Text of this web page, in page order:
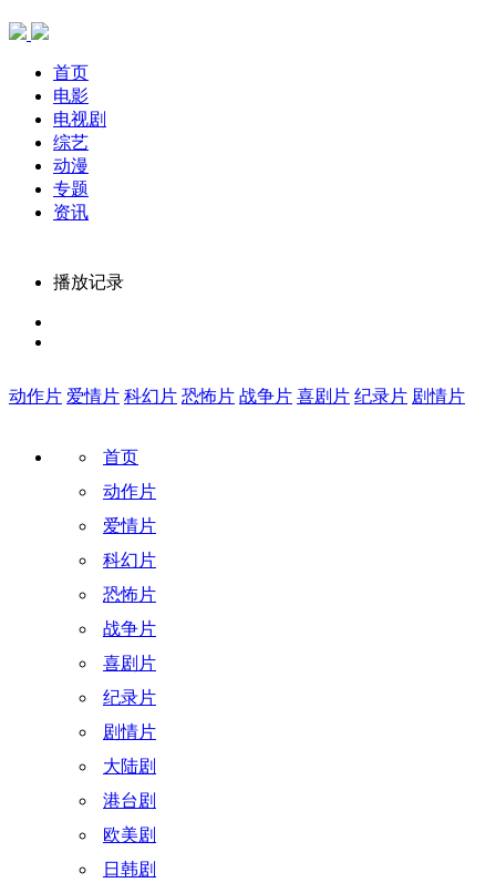
首页
电影
电视剧
综艺
动漫
专题
资讯
播放记录
动作片 爱情片 科幻片 恐怖片 战争片 喜剧片 纪录片 剧情片
首页
动作片
爱情片
科幻片
恐怖片
战争片
喜剧片
纪录片
剧情片
大陆剧
港台剧
欧美剧
日韩剧